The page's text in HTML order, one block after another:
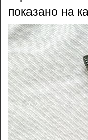
показано на